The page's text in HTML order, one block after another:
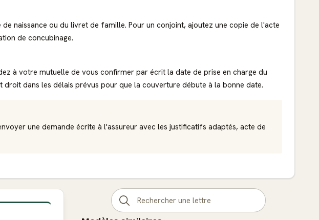
de naissance ou du livret de famille. Pour un conjoint, ajoutez une copie de l'acte
de concubinage.
à votre mutuelle de vous confirmer par écrit la date de prise en charge du
dans les délais prévus pour que la couverture débute à la bonne date.
une demande écrite à l'assureur avec les justificatifs adaptés, acte de